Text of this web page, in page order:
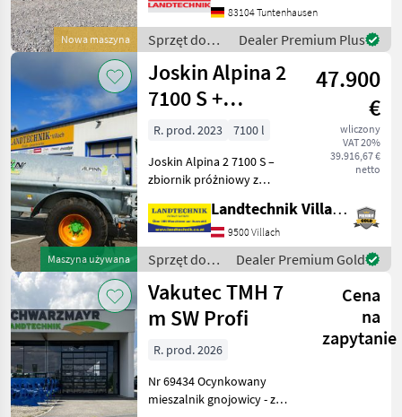
Nowa maszyna
Tank - Unterlegkeile -
Dreikammerleuchten -
Schie
83104 Tuntenhausen
Sprzęt do
nawożenia i
nawadniania
/ Oehler
Dealer Premium Plus
Maszyna używana
Joskin Alpina 2
7100 S +
rozrzutnik z
płozami 7,5 m
47.900
€
wliczony
VAT 20%
39.916,67 €
netto
R. prod. 2023
7100 l
Joskin Alpina 2 7100 S –
zbiornik próżniowy z
systemem Pendislide Basic,
rozrzutnik z płozami o
szerokości roboczej 7, 5 m,
hydraulicznie składany, e
Landtechnik Villach GmbH
9500 Villach
Sprzęt do
nawożenia i
nawadniania
/ Joskin
Dealer Premium Gold
Vakutec TMH 7
m SW Profi
Cena
na
zapytanie
R. prod. 2026
Nr 69434 Ocynkowany
mieszalnik gnojowicy - z